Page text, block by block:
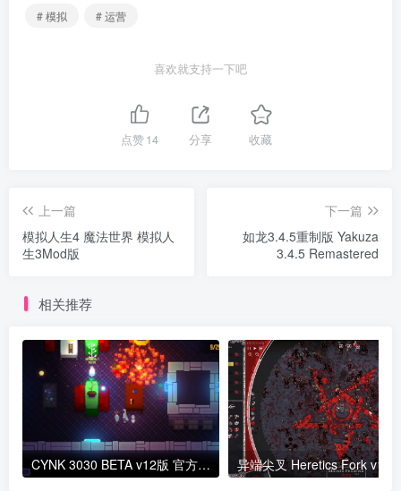
# 模拟
# 运营
喜欢就支持一下吧
点赞14 分享 收藏
上一篇
模拟人生4 魔法世界 模拟人
生3Mod版
下一篇
如龙3.4.5重制版 Yakuza
3.4.5 Remastered
相关推荐
CYNK 3030 BETA v12版 官方中文